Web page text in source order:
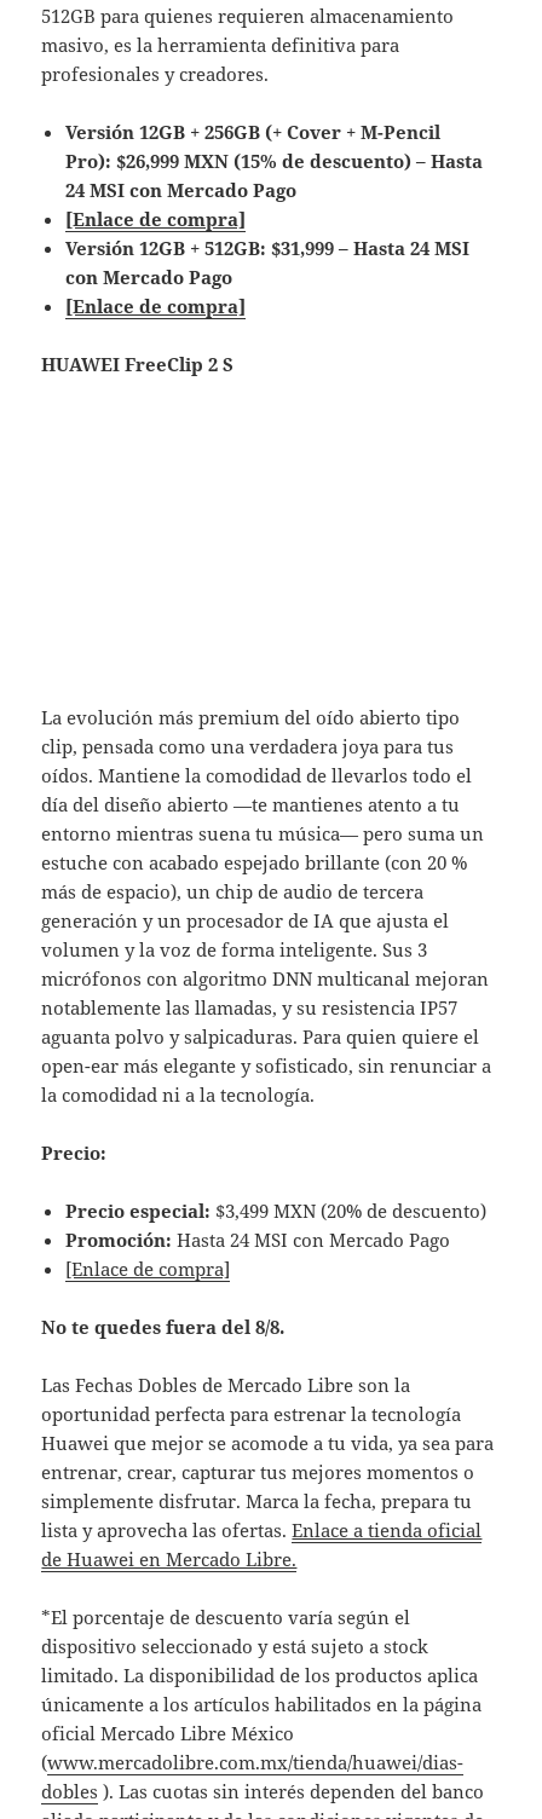
512GB para quienes requieren almacenamiento
masivo, es la herramienta definitiva para
profesionales y creadores.
Versión 12GB + 256GB (+ Cover + M-Pencil
Pro): $26,999 MXN (15% de descuento) – Hasta
24 MSI con Mercado Pago
[Enlace de compra]
Versión 12GB + 512GB: $31,999 – Hasta 24 MSI
con Mercado Pago
[Enlace de compra]
HUAWEI FreeClip 2 S
La evolución más premium del oído abierto tipo
clip, pensada como una verdadera joya para tus
oídos. Mantiene la comodidad de llevarlos todo el
día del diseño abierto —te mantienes atento a tu
entorno mientras suena tu música— pero suma un
estuche con acabado espejado brillante (con 20 %
más de espacio), un chip de audio de tercera
generación y un procesador de IA que ajusta el
volumen y la voz de forma inteligente. Sus 3
micrófonos con algoritmo DNN multicanal mejoran
notablemente las llamadas, y su resistencia IP57
aguanta polvo y salpicaduras. Para quien quiere el
open-ear más elegante y sofisticado, sin renunciar a
la comodidad ni a la tecnología.
Precio:
Precio especial: $3,499 MXN (20% de descuento)
Promoción: Hasta 24 MSI con Mercado Pago
[Enlace de compra]
No te quedes fuera del 8/8.
Las Fechas Dobles de Mercado Libre son la
oportunidad perfecta para estrenar la tecnología
Huawei que mejor se acomode a tu vida, ya sea para
entrenar, crear, capturar tus mejores momentos o
simplemente disfrutar. Marca la fecha, prepara tu
lista y aprovecha las ofertas.Enlace a tienda oficial
de Huawei en Mercado Libre.
*El porcentaje de descuento varía según el
dispositivo seleccionado y está sujeto a stock
limitado. La disponibilidad de los productos aplica
únicamente a los artículos habilitados en la página
oficial Mercado Libre México
(www.mercadolibre.com.mx/tienda/huawei/dias-
dobles ). Las cuotas sin interés dependen del banco